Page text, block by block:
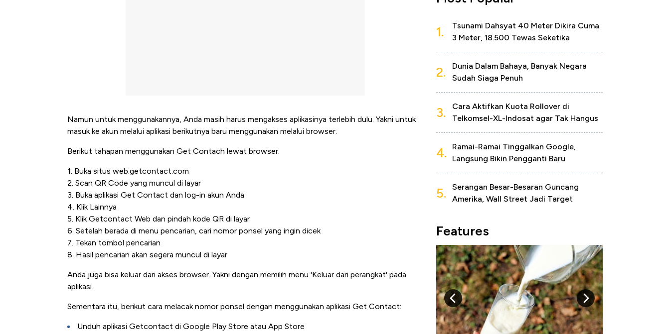
Namun untuk menggunakannya, Anda masih harus mengakses aplikasinya terlebih dulu. Yakni untuk
masuk ke akun melalui aplikasi berikutnya baru menggunakan melalui browser.
Berikut tahapan menggunakan Get Contach lewat browser:
1. Buka situs web.getcontact.com
2. Scan QR Code yang muncul di layar
3. Buka aplikasi Get Contact dan log-in akun Anda
4. Klik Lainnya
5. Klik Getcontact Web dan pindah kode QR di layar
6. Setelah berada di menu pencarian, cari nomor ponsel yang ingin dicek
7. Tekan tombol pencarian
8. Hasil pencarian akan segera muncul di layar
Anda juga bisa keluar dari akses browser. Yakni dengan memilih menu 'Keluar dari perangkat' pada
aplikasi.
Sementara itu, berikut cara melacak nomor ponsel dengan menggunakan aplikasi Get Contact:
Unduh aplikasi Getcontact di Google Play Store atau App Store
1.
Tsunami Dahsyat 40 Meter Dikira Cuma
3 Meter, 18.500 Tewas Seketika
2.
Dunia Dalam Bahaya, Banyak Negara
Sudah Siaga Penuh
3.
Cara Aktifkan Kuota Rollover di
Telkomsel-XL-Indosat agar Tak Hangus
4.
Ramai-Ramai Tinggalkan Google,
Langsung Bikin Pengganti Baru
5.
Serangan Besar-Besaran Guncang
Amerika, Wall Street Jadi Target
Features